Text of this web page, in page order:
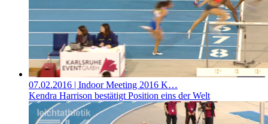
07.02.2016 | Indoor Meeting 2016 K…
Kendra Harrison bestätigt Position eins der Welt